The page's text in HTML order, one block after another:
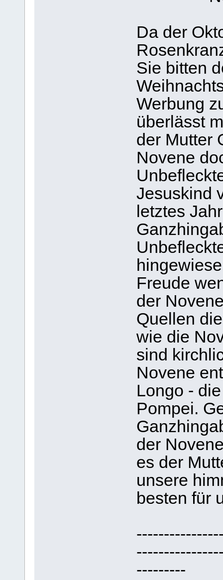
Da der
Sie bitten
Werbung
überlässt
der Mutter
Novene
Jesuskind
letztes
Freude
der
Quellen
wie die
sind
Novene
Longo -
Pompei.
der
es der
unsere
besten für
---------